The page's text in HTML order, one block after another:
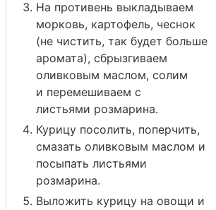
На противень выкладываем
морковь, картофель, чеснок
(не чистить, так будет больше
аромата), сбрызгиваем
оливковым маслом, солим
и перемешиваем с
листьями розмарина.
Курицу посолить, поперчить,
смазать оливковым маслом и
посыпать листьями
розмарина.
Выложить курицу на овощи и